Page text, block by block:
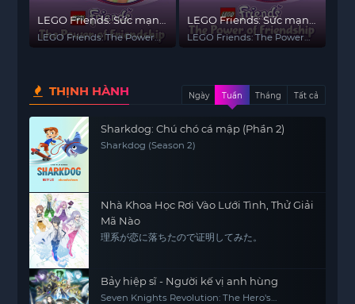
LEGO Friends: Sức mạnh
của tình bạn (Phần 2)
LEGO Friends: The Power
LEGO Friends: Sức mạnh
của tình bạn
LEGO Friends: The Power
THỊNH HÀNH Ngày Tuần Tháng Tất cả
Sharkdog: Chú chó cá mập (Phần 2)
Sharkdog (Season 2)
Nhà Khoa Học Rơi Vào Lưới Tình, Thử Giải
Mã Nào
理系が恋に落ちたので证明してみた。
Bảy hiệp sĩ - Người kế vị anh hùng
Seven Knights Revolution: The Hero's